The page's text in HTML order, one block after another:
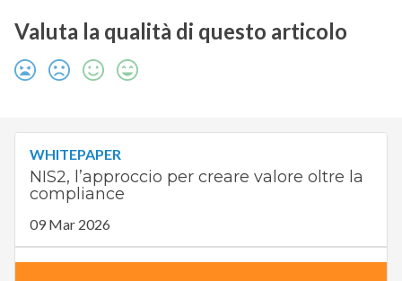
Valuta la qualità di questo articolo
WHITEPAPER
NIS2, l’approccio per creare valore oltre la
compliance
09 Mar 2026